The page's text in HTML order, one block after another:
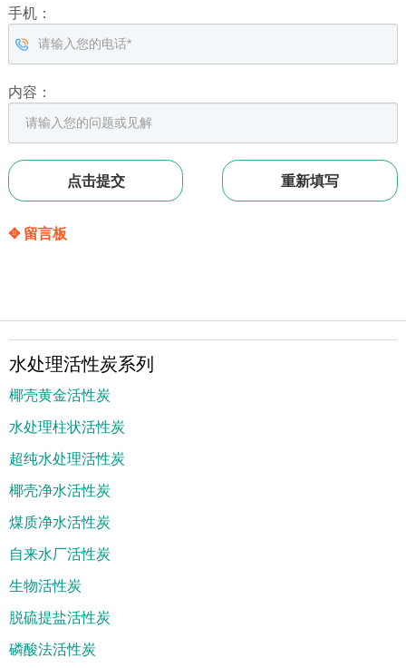
手机：
内容：
✥ 留言板
水处理活性炭系列
椰壳黄金活性炭
水处理柱状活性炭
超纯水处理活性炭
椰壳净水活性炭
煤质净水活性炭
自来水厂活性炭
生物活性炭
脱硫提盐活性炭
磷酸法活性炭